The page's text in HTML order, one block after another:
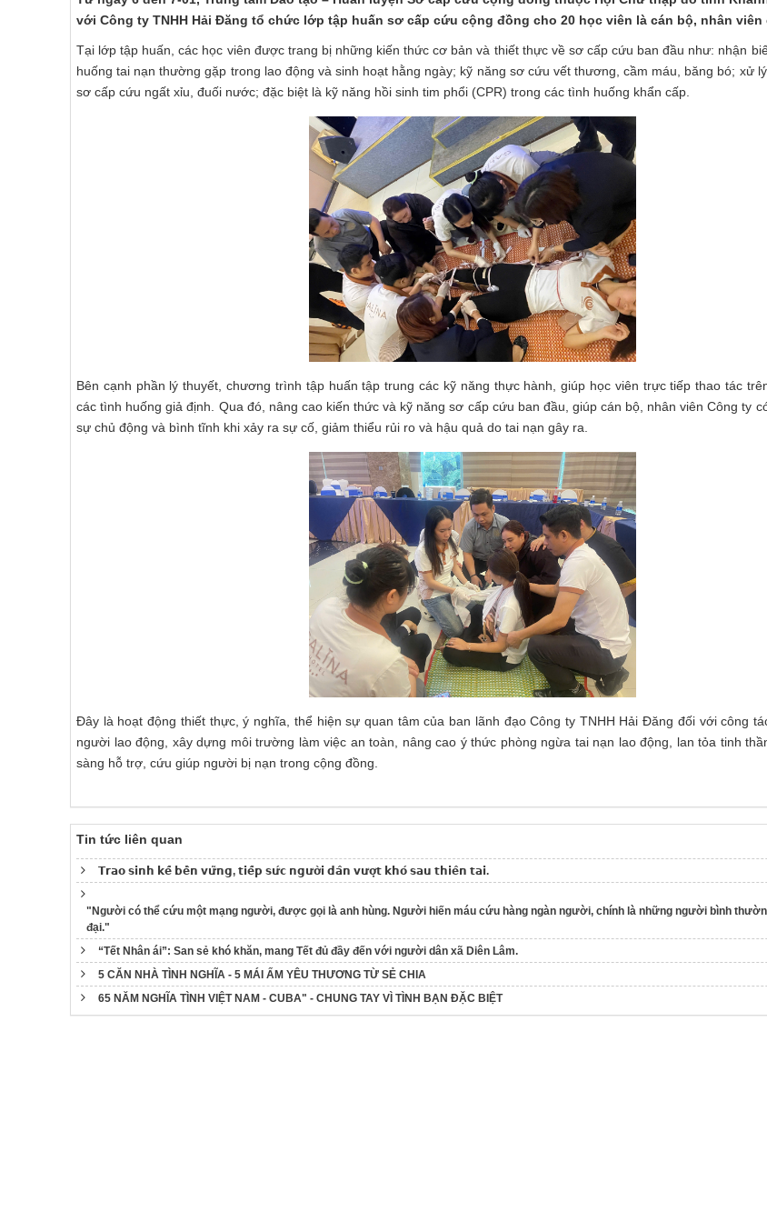
với Công ty TNHH Hải Đăng tổ chức lớp tập huấn sơ cấp cứu cộng đồng cho 20 học viên là cán bộ, nhân viên
Tại lớp tập huấn, các học viên được trang bị những kiến thức cơ bản và thiết thực về sơ cấp cứu ban đầu như: nhận
huống tai nạn thường gặp trong lao động và sinh hoạt hằng ngày; kỹ năng sơ cứu vết thương, cầm máu, băng bó; xử
sơ cấp cứu ngất xỉu, đuối nước; đặc biệt là kỹ năng hồi sinh tim phổi (CPR) trong các tình huống khẩn cấp.
Bên cạnh phần lý thuyết, chương trình tập huấn tập trung các kỹ năng thực hành, giúp học viên trực tiếp thao tác
các tình huống giả định. Qua đó, nâng cao kiến thức và kỹ năng sơ cấp cứu ban đầu, giúp cán bộ, nhân viên Công ty
sự chủ động và bình tĩnh khi xảy ra sự cố, giảm thiểu rủi ro và hậu quả do tai nạn gây ra.
Đây là hoạt động thiết thực, ý nghĩa, thể hiện sự quan tâm của ban lãnh đạo Công ty TNHH Hải Đăng đối với công
người lao động, xây dựng môi trường làm việc an toàn, nâng cao ý thức phòng ngừa tai nạn lao động, lan tỏa tinh
sàng hỗ trợ, cứu giúp người bị nạn trong cộng đồng.
Tin tức liên quan
𝗧𝗿𝗮𝗼 𝘀𝗶𝗻𝗵 𝗸𝗲̂́ 𝗯𝗲̂̀𝗻 𝘃𝘂̛̃𝗻𝗴, 𝘁𝗶𝗲̂́𝗽 𝘀𝘂̛́𝗰 𝗻𝗴𝘂̛𝗼̛̀𝗶 𝗱𝗮̂𝗻 𝘃𝘂̛𝗼̛̣𝘁 𝗸𝗵𝗼́ 𝘀𝗮𝘂 𝘁𝗵𝗶𝗲̂𝗻 𝘁𝗮𝗶.
"Người có thể cứu một mạng người, được gọi là anh hùng. Người hiến máu cứu hàng ngàn người, chính là những người bình
đại."
“Tết Nhân ái”: San sẻ khó khăn, mang Tết đủ đầy đến với người dân xã Diên Lâm.
5 CĂN NHÀ TÌNH NGHĨA - 5 MÁI ẤM YÊU THƯƠNG TỪ SẺ CHIA
65 NĂM NGHĨA TÌNH VIỆT NAM - CUBA" - CHUNG TAY VÌ TÌNH BẠN ĐẶC BIỆT